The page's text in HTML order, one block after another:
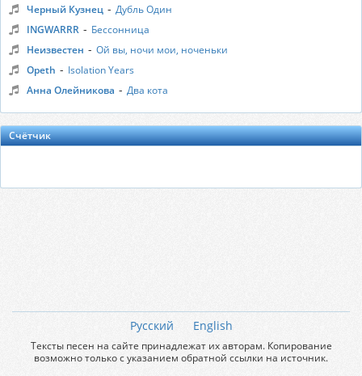
Черный Кузнец - Дубль Один
INGWARRR - Бессонница
Неизвестен - Ой вы, ночи мои, ноченьки
Opeth - Isolation Years
Анна Олейникова - Два кота
Счётчик
Русский English
Тексты песен на сайте принадлежат их авторам. Копирование
возможно только с указанием обратной ссылки на источник.